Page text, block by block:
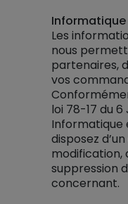
Informatique
Les
nous
partenaires,
vos
loi 78-17 du 6
Informatique
disposez
modification,
suppression
concernant.